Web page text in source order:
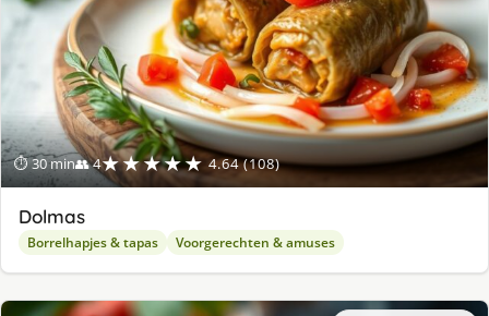
⏱ 30 min👥 4★★★★★ 4.64 (108)
Dolmas
Borrelhapjes & tapas Voorgerechten & amuses